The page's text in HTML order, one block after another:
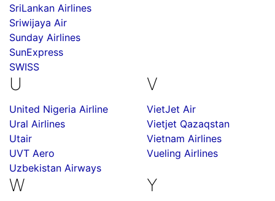
SriLankan Airlines
Sriwijaya Air
Sunday Airlines
SunExpress
SWISS
U
United Nigeria Airline
Ural Airlines
Utair
UVT Aero
Uzbekistan Airways
V
VietJet Air
Vietjet Qazaqstan
Vietnam Airlines
Vueling Airlines
W Y